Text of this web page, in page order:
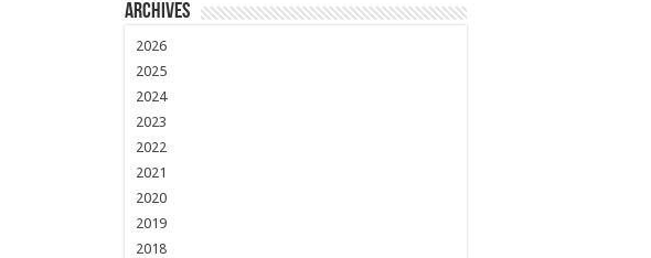
Archives
2026
2025
2024
2023
2022
2021
2020
2019
2018